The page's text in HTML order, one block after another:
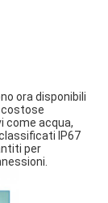
ora disponibili
costose
come acqua,
IP67
per